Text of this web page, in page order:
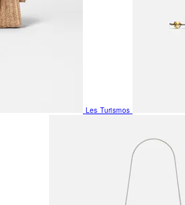
Les Turismos